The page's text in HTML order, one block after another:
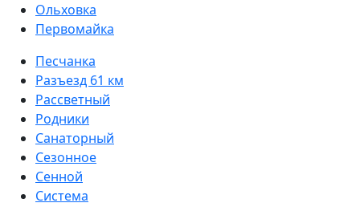
Ольховка
Первомайка
Песчанка
Разъезд 61 км
Рассветный
Родники
Санаторный
Сезонное
Сенной
Система